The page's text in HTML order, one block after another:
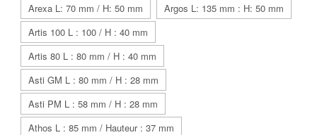
Arexa L: 70 mm / H: 50 mm
Argos L: 135 mm : H: 50 mm
Artis 100 L : 100 / H : 40 mm
Artis 80 L : 80 mm / H : 40 mm
Asti GM L : 80 mm / H : 28 mm
Asti PM L : 58 mm / H : 28 mm
Athos L : 85 mm / Hauteur : 37 mm